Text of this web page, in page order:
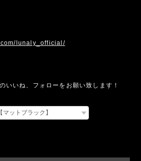
lunaly_official/
いいね、フォローをお願い致します！